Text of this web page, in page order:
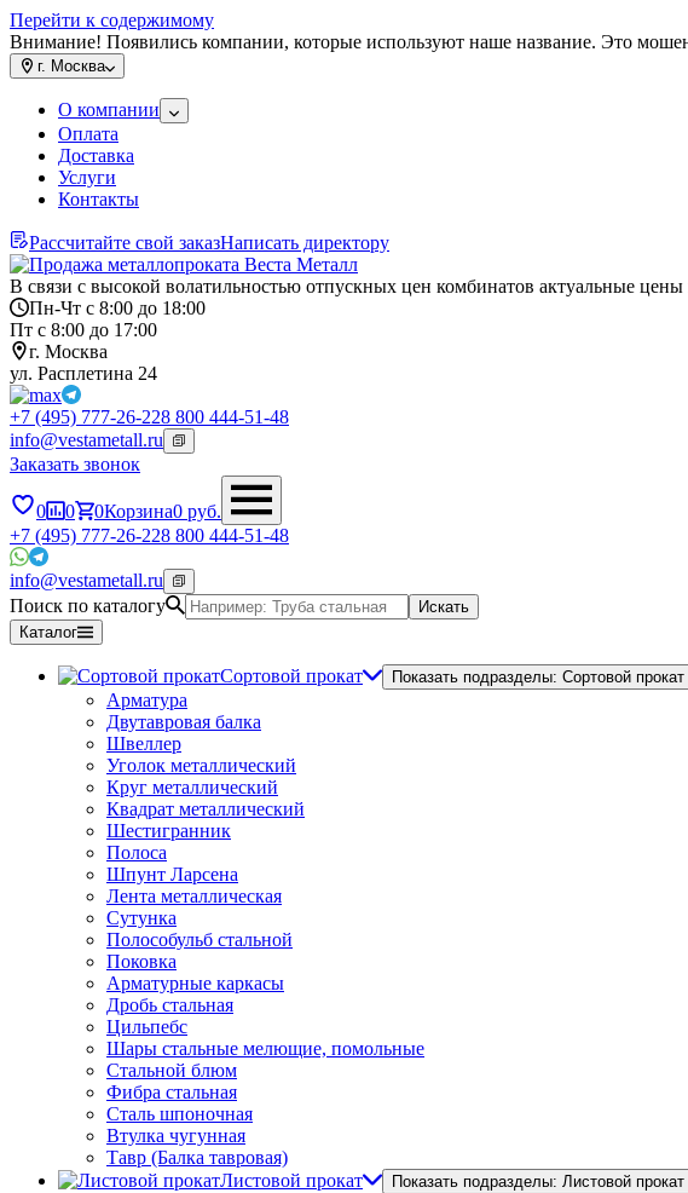
Перейти к содержимому
Внимание! Появились компании, которые используют наше название. Это
г. Москва
О компании
Оплата
Доставка
Услуги
Контакты
Рассчитайте свой заказНаписать директору
В связи с высокой волатильностью отпускных цен комбинатов актуальные
Пн-Чт с 8:00 до 18:00
Пт с 8:00 до 17:00
г. Москва
ул. Расплетина 24
+7 (495) 777-26-228 800 444-51-48
info@vestametall.ru
Заказать звонок
0 0 0Корзина0 руб.
+7 (495) 777-26-228 800 444-51-48
info@vestametall.ru
Поиск по каталогу
Искать
Каталог
Сортовой прокат Показать подразделы: Сортовой прокат
Арматура
Двутавровая балка
Швеллер
Уголок металлический
Круг металлический
Квадрат металлический
Шестигранник
Полоса
Шпунт Ларсена
Лента металлическая
Сутунка
Полособульб стальной
Поковка
Арматурные каркасы
Дробь стальная
Цильпебс
Шары стальные мелющие, помольные
Стальной блюм
Фибра стальная
Сталь шпоночная
Втулка чугунная
Тавр (Балка тавровая)
Листовой прокат
Показать подразделы: Листовой прокат